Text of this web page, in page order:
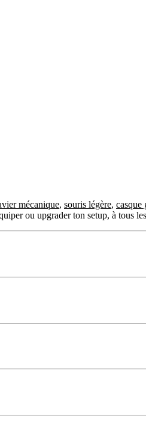
mécanique, souris légère, casque
ou upgrader ton setup, à tous